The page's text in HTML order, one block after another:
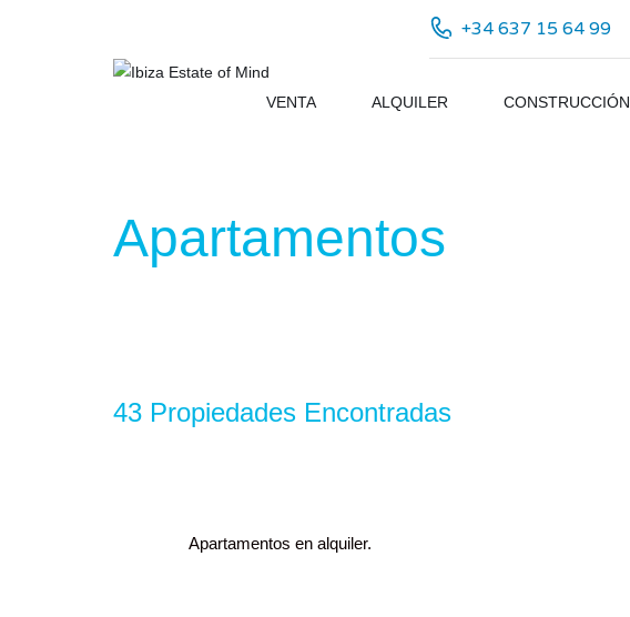
+34 637 15 64 99
VENTA ALQUILER CONSTRUCCIÓN
Apartamentos
43 Propiedades Encontradas
Apartamentos en alquiler.